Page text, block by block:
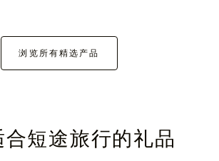
浏览所有精选产品
短途旅行的礼品